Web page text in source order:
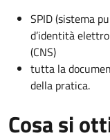
SPID (sistema
d’identità
(CNS)
tutta la
della pratica.
Cosa si